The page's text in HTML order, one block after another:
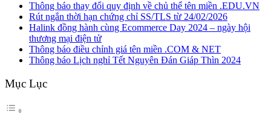
Thông báo thay đổi quy định về chủ thể tên miền .EDU.VN
Rút ngắn thời hạn chứng chỉ SS/TLS từ 24/02/2026
Halink đồng hành cùng Ecommerce Day 2024 – ngày hội
thương mại điện tử
Thông báo điều chỉnh giá tên miền .COM & NET
Thông báo Lịch nghỉ Tết Nguyên Đán Giáp Thìn 2024
Mục Lục